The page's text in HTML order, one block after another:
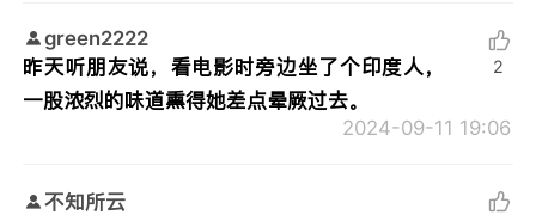
green2222
昨天听朋友说，看电影时旁边坐了个印度人，
一股浓烈的味道熏得她差点晕厥过去。
2024-09-11 19:06
2
不知所云